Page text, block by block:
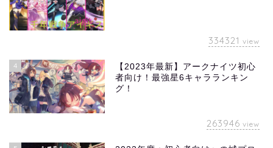
334321 view
4
【2023年最新】アークナイツ初心
者向け！最強星6キャラランキン
グ！
263946 view